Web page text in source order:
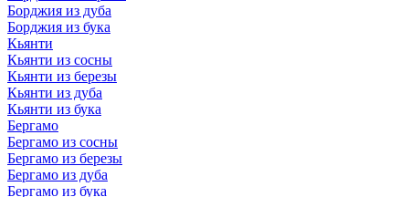
Борджия из дуба
Борджия из бука
Кьянти
Кьянти из сосны
Кьянти из березы
Кьянти из дуба
Кьянти из бука
Бергамо
Бергамо из сосны
Бергамо из березы
Бергамо из дуба
Бергамо из бука